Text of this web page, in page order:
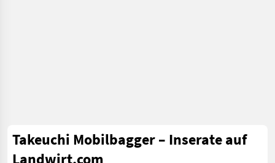
Takeuchi Mobilbagger – Inserate auf
Landwirt.com